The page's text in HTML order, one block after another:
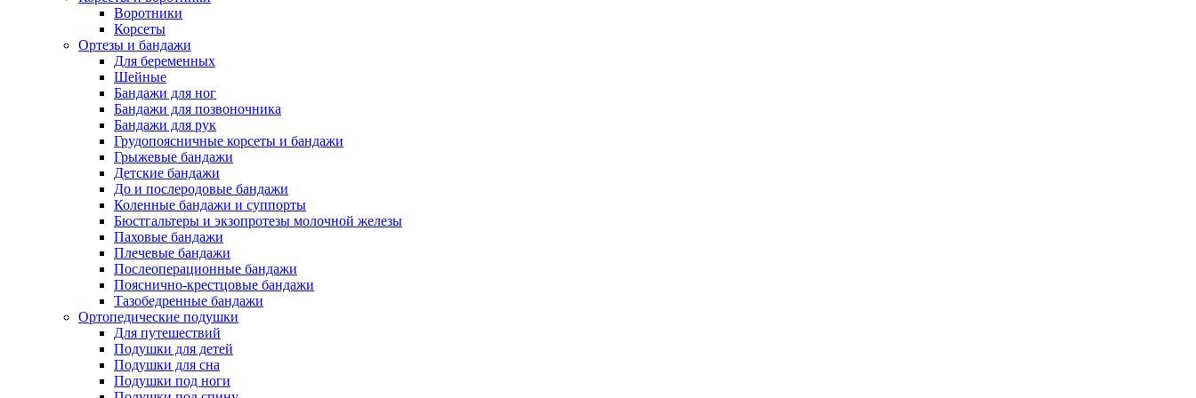
Воротники
Корсеты
Ортезы и бандажи
Для беременных
Шейные
Бандажи для ног
Бандажи для позвоночника
Бандажи для рук
Грудопоясничные корсеты и бандажи
Грыжевые бандажи
Детские бандажи
До и послеродовые бандажи
Коленные бандажи и суппорты
Бюстгальтеры и экзопротезы молочной железы
Паховые бандажи
Плечевые бандажи
Послеоперационные бандажи
Пояснично-крестцовые бандажи
Тазобедренные бандажи
Ортопедические подушки
Для путешествий
Подушки для детей
Подушки для сна
Подушки под ноги